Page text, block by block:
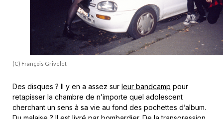
(C) François Grivelet
Des disques ? Il y en a assez sur leur bandcamp pour
retapisser la chambre de n’importe quel adolescent
cherchant un sens à sa vie au fond des pochettes d’album.